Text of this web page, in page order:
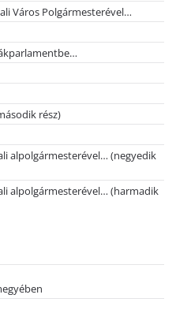
Város Polgármesterével…
rész)
alpolgármesterével… (negyedik
alpolgármesterével… (harmadik